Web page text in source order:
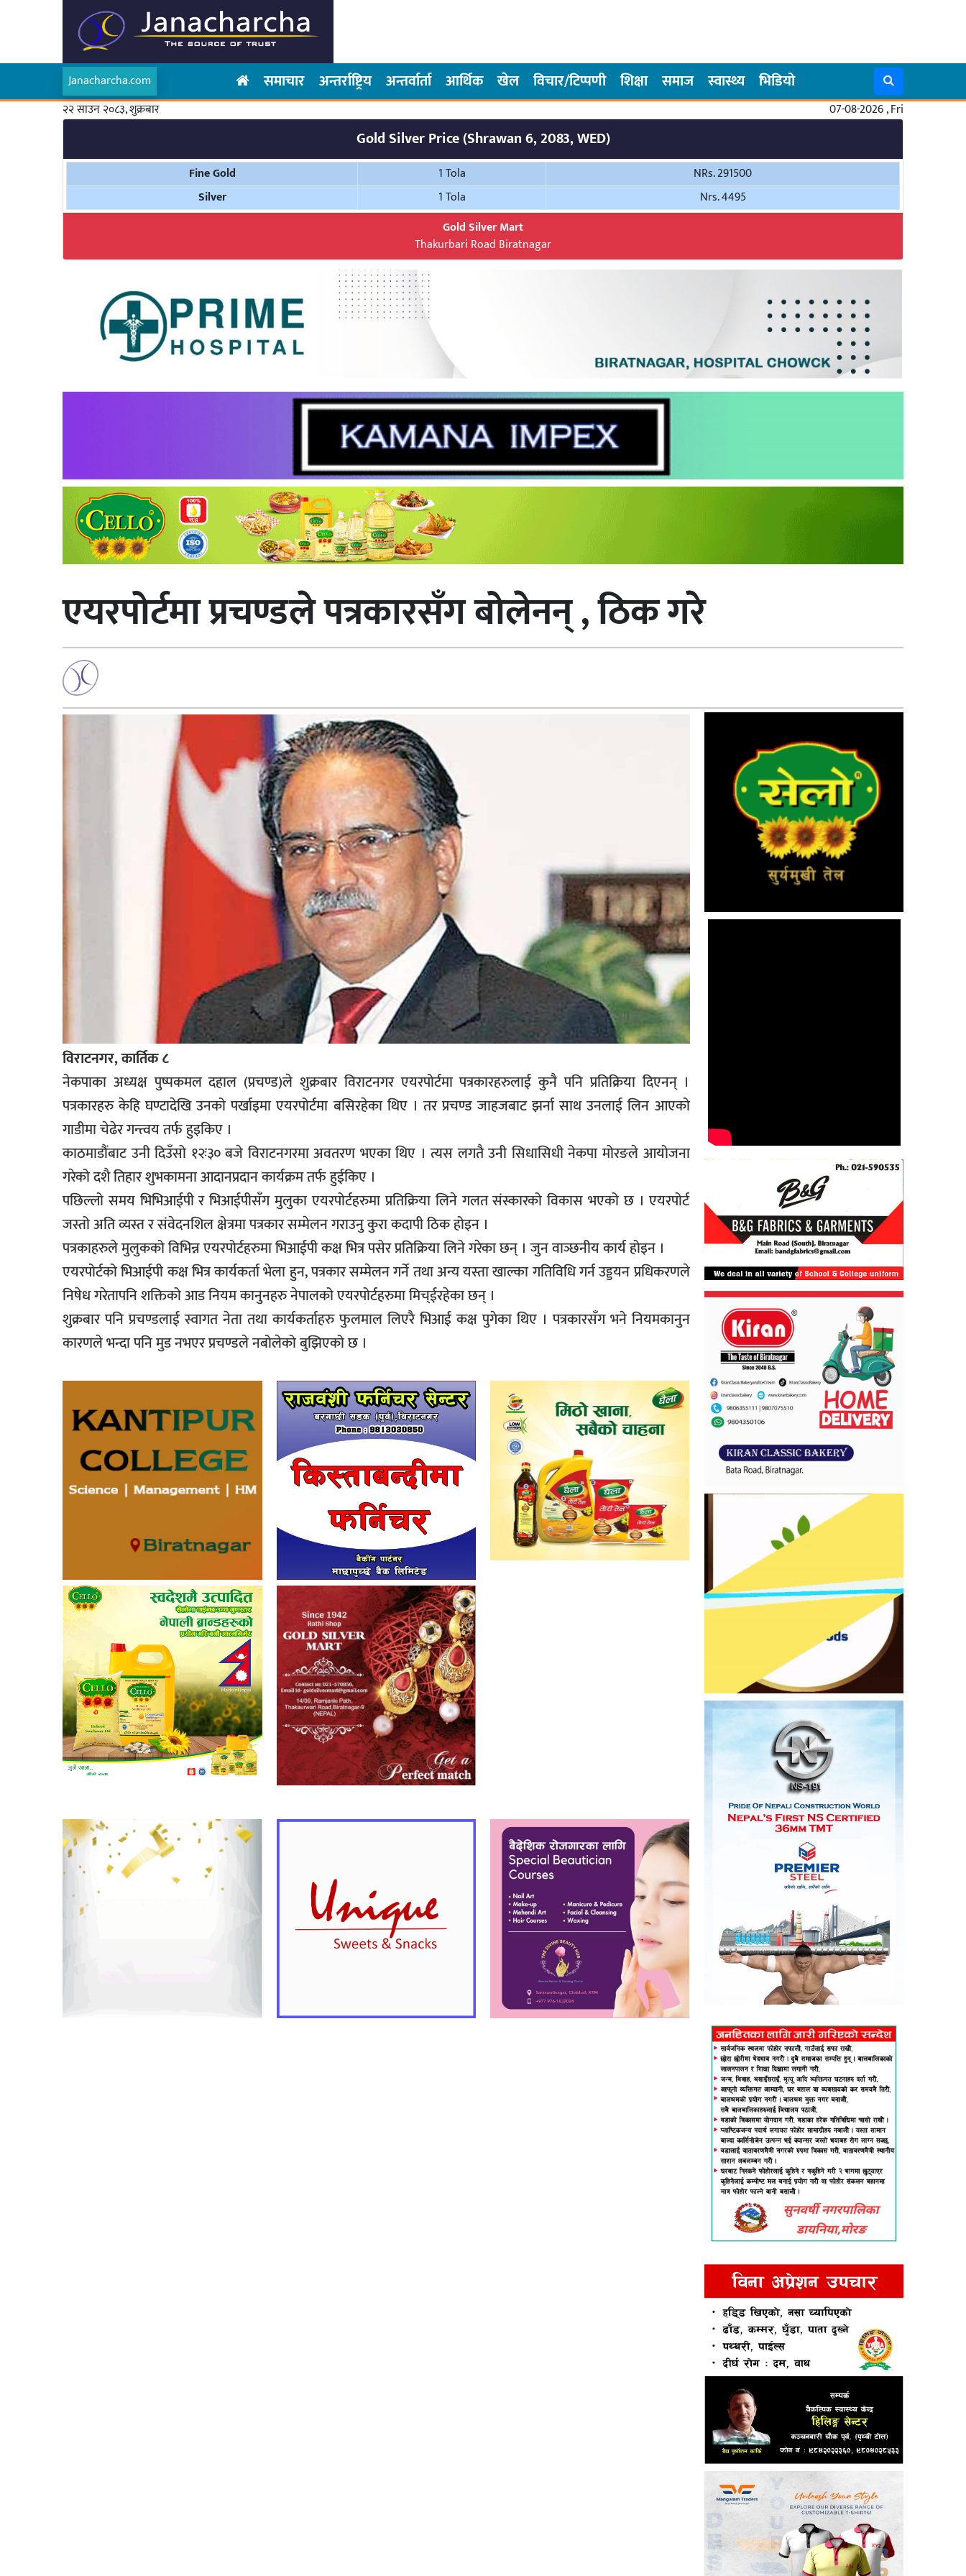
Janacharcha.com समाचार अन्तर्राष्ट्रिय अन्तर्वार्ता आर्थिक खेल विचार/टिप्पणी शिक्षा समाज स्वास्थ्य भिडियो
२२ साउन २०८३, शुक्रबार 07-08-2026 , Fri
Gold Silver Price (Shrawan 6, 2083, WED)
Fine Gold 1 Tola
NRs. 291500
Silver
1 Tola
Nrs. 4495
Gold Silver Mart
Thakurbari Road Biratnagar
एयरपोर्टमा प्रचण्डले पत्रकारसँग बोलेनन् , ठिक गरे
विराटनगर, कार्तिक ८
नेकपाका अध्यक्ष पुष्पकमल दहाल (प्रचण्ड)ले शुक्रबार विराटनगर एयरपोर्टमा पत्रकारहरुलाई कुनै पनि प्रतिक्रिया दिएनन् ।
पत्रकारहरु केहि घण्टादेखि उनको पर्खाइमा एयरपोर्टमा बसिरहेका थिए । तर प्रचण्ड जाहजबाट झर्ना साथ उनलाई लिन आएको
गाडीमा चेढेर गन्त्वय तर्फ हुइकिए ।
काठमाडौंबाट उनी दिउँसो १२ः३० बजे विराटनगरमा अवतरण भएका थिए । त्यस लगतै उनी सिधासिधी नेकपा मोरङले आयोजना
गरेको दशै तिहार शुभकामना आदानप्रदान कार्यक्रम तर्फ हुईकिए ।
पछिल्लो समय भिभिआईपी र भिआईपीसँग मुलुका एयरपोर्टहरुमा प्रतिक्रिया लिने गलत संस्कारको विकास भएको छ । एयरपोर्ट
जस्तो अति व्यस्त र संवेदनशिल क्षेत्रमा पत्रकार सम्मेलन गराउनु कुरा कदापी ठिक होइन ।
पत्रकाहरुले मुलुकको विभिन्न एयरपोर्टहरुमा भिआईपी कक्ष भित्र पसेर प्रतिक्रिया लिने गरेका छन् । जुन वाञ्छनीय कार्य होइन ।
एयरपोर्टको भिआईपी कक्ष भित्र कार्यकर्ता भेला हुन, पत्रकार सम्मेलन गर्ने तथा अन्य यस्ता खाल्का गतिविधि गर्न उड्डयन प्रधिकरणले
निषेध गरेतापनि शक्तिको आड नियम कानुनहरु नेपालको एयरपोर्टहरुमा मिच्ईरहेका छन् ।
शुक्रबार पनि प्रचण्डलाई स्वागत नेता तथा कार्यकर्ताहरु फुलमाल लिएरै भिआई कक्ष पुगेका थिए । पत्रकारसँग भने नियमकानुन
कारणले भन्दा पनि मुड नभएर प्रचण्डले नबोलेको बुझिएको छ ।